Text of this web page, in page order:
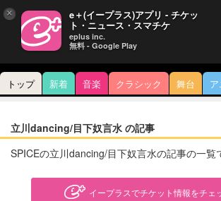
トップ 新着 音楽 クラシック 舞台
立川dancing/目下奴言水 の記事
SPICEの立川dancing/目下奴言水の記事の一覧
イープラスでチケット情報をチェ
× e＋(イープラス)アプリ - チケッ
ト・ニュース・スマチケ
eplus inc.
無料 - Google Play